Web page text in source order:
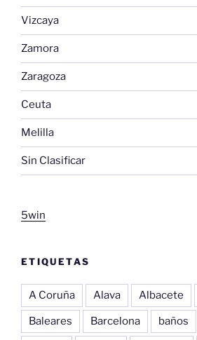
Vizcaya
Zamora
Zaragoza
Ceuta
Melilla
Sin Clasificar
5win
ETIQUETAS
A Coruña Alava Albacete
Baleares Barcelona baños